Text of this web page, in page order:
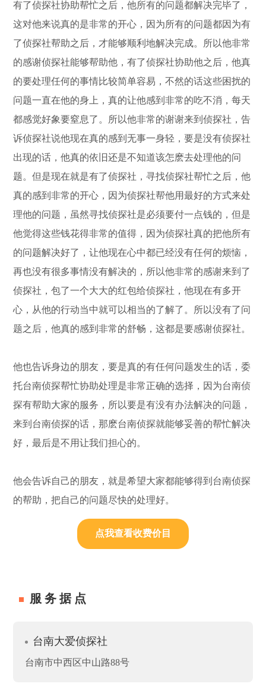
有了侦探社协助帮忙之后，他所有的问题都解决完毕了，
这对他来说真的是非常的开心，因为所有的问题都因为有
了侦探社帮助之后，才能够顺利地解决完成。所以他非常
的感谢侦探社能够帮助他，有了侦探社协助他之后，他真
的要处理任何的事情比较简单容易，不然的话这些困扰的
问题一直在他的身上，真的让他感到非常的吃不消，每天
都感觉好象要窒息了。所以他非常的谢谢来到侦探社，告
诉侦探社说他现在真的感到无事一身轻，要是没有侦探社
出现的话，他真的依旧还是不知道该怎麽去处理他的问
题。但是现在就是有了侦探社，寻找侦探社帮忙之后，他
真的感到非常的开心，因为侦探社帮他用最好的方式来处
理他的问题，虽然寻找侦探社是必须要付一点钱的，但是
他觉得这些钱花得非常的值得，因为侦探社真的把他所有
的问题解决好了，让他现在心中都已经没有任何的烦恼，
再也没有很多事情没有解决的，所以他非常的感谢来到了
侦探社，包了一个大大的红包给侦探社，他现在有多开
心，从他的行动当中就可以相当的了解了。所以没有了问
题之后，他真的感到非常的舒畅，这都是要感谢侦探社。
他也告诉身边的朋友，要是真的有任何问题发生的话，委
托台南侦探帮忙协助处理是非常正确的选择，因为台南侦
探有帮助大家的服务，所以要是有没有办法解决的问题，
来到台南侦探的话，那麽台南侦探就能够妥善的帮忙解决
好，最后是不用让我们担心的。
他会告诉自己的朋友，就是希望大家都能够得到台南侦探
的帮助，把自己的问题尽快的处理好。
点我查看收费价目
服务据点
台南大爱侦探社
台南市中西区中山路88号